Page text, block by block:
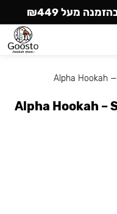
Alpha Hookah
Alpha Hookah –
מעל ₪449